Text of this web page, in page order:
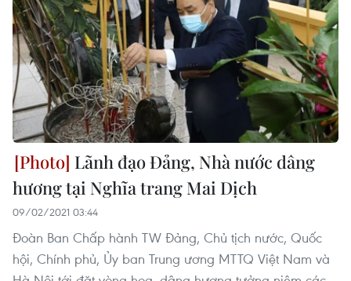
Lãnh đạo Đảng, Nhà nước dâng
hương tại Nghĩa trang Mai Dịch
09/02/2021 03:44
Đoàn Ban Chấp hành TW Đảng, Chủ tịch nước, Quốc
hội, Chính phủ, Ủy ban Trung ương MTTQ Việt Nam và